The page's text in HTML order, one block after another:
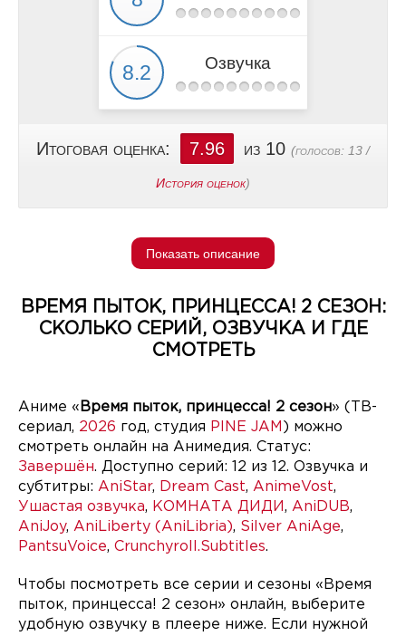
Озвучка
Итоговая оценка: 7.96 из 10 (голосов: 13 /
История оценок)
Показать описание
ВРЕМЯ ПЫТОК, ПРИНЦЕССА! 2 СЕЗОН:
СКОЛЬКО СЕРИЙ, ОЗВУЧКА И ГДЕ
СМОТРЕТЬ
Аниме « Время пыток, принцесса! 2 сезон» (ТВ-
сериал, 2026 год, студия PINE JAM ) можно
смотреть онлайн на Анимедия. Статус:
Завершён. Доступно серий: 12 из 12. Озвучка и
субтитры: AniStar, Dream Cast, AnimeVost,
Ушастая озвучка, КОМНАТА ДИДИ , AniDUB,
AniJoy, AniLiberty (AniLibria), Silver AniAge,
PantsuVoice, Crunchyroll.Subtitles.
Чтобы посмотреть все серии и сезоны «Время
пыток, принцесса! 2 сезон» онлайн, выберите
удобную озвучку в плеере ниже. Если нужной